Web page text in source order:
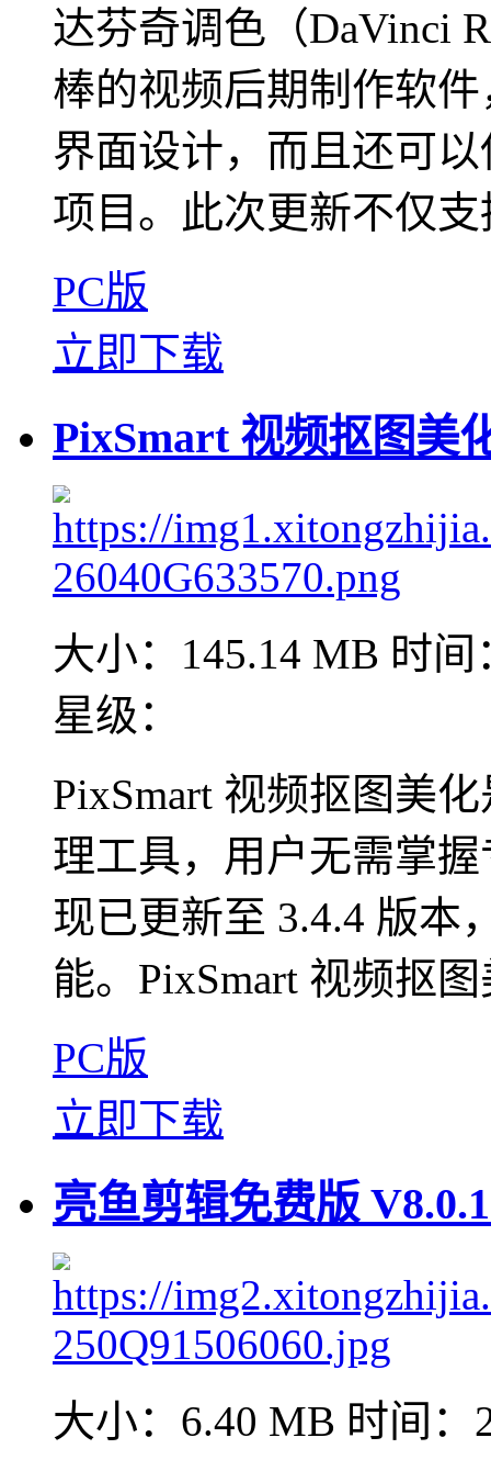
达芬奇调色（DaVinci
棒的视频后期制作软
界面设计，而且还可
项目。此次更新不仅
PC版
立即下载
PixSmart 视频抠图美
大小：145.14 MB 时间
星级：
PixSmart 视频抠图美
理工具，用户无需掌
现已更新至 3.4.4 版本
能。PixSmart 视频抠
PC版
立即下载
亮鱼剪辑免费版
大小：6.40 MB 时间：